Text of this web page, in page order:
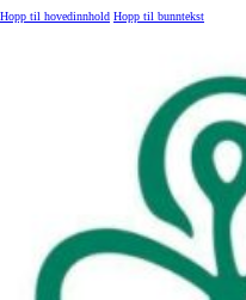
Hopp til hovedinnhold Hopp til bunntekst